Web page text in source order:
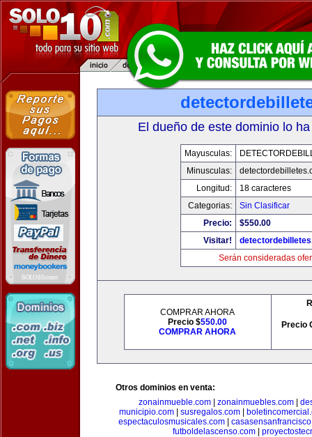
El dueño de este dominio lo
Mayusculas:
Minusculas:
Longitud:
18 caracteres
Categorias:
Sin Clasificar
Precio:
$550.00
Visitar!
Serán consideradas
COMPRAR AHORA
Precio $550.00
COMPRAR AHORA
Precio
Otros dominios en venta:
zonainmueble.com
zonainmuebles.com
municipio.com| susregalos.com|
espectaculosmusicales.com|
futboldelascenso.com